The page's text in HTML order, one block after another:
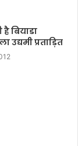
है बियाडा
उद्यमी प्रताड़ित